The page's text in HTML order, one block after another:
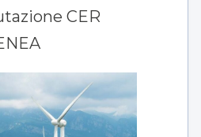
CER